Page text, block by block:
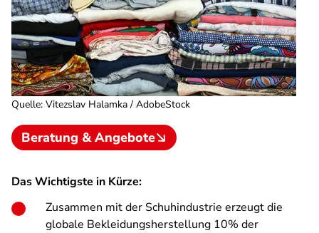
Quelle: Vitezslav Halamka / AdobeStock
Beratung & Angebote
Das Wichtigste in Kürze:
Zusammen mit der Schuhindustrie erzeugt die
globale Bekleidungsherstellung 10% der